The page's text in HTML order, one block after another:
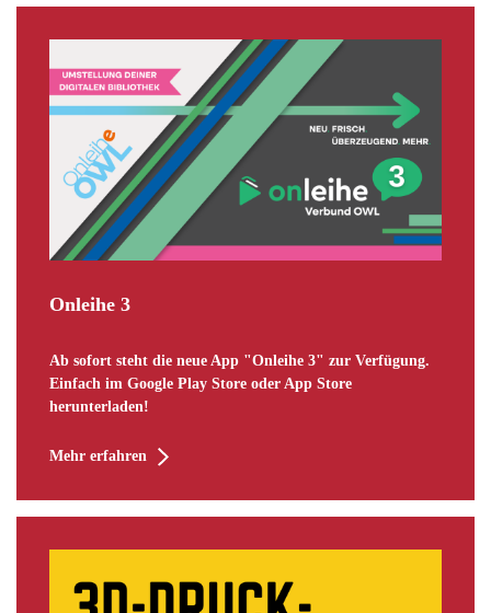
Onleihe 3
Ab sofort steht die neue App "Onleihe 3" zur Verfügung.
Einfach im Google Play Store oder App Store
herunterladen!
Mehr erfahren